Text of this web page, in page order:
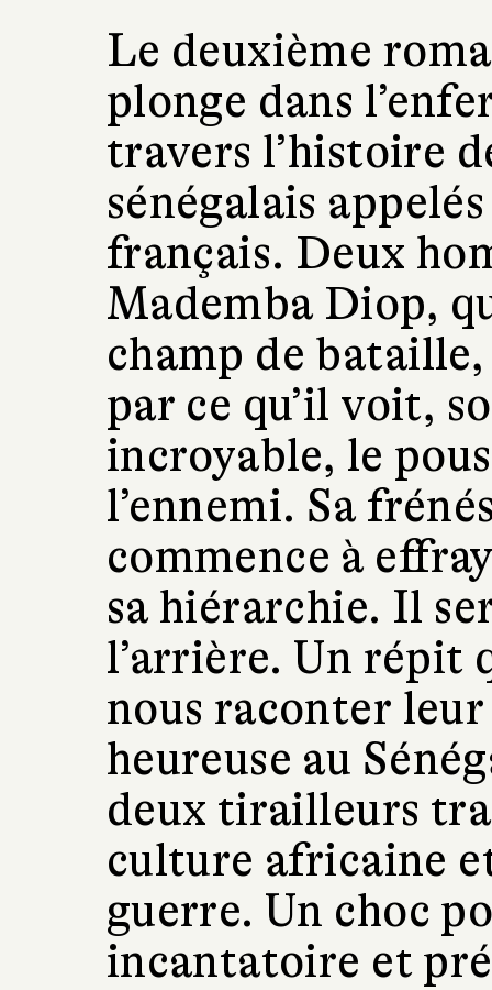
Le deuxième
plonge dans
travers l’histoire
sénégalais
français. Deux
Mademba Diop,
champ de
par ce qu’il voit,
incroyable, le
l’ennemi. Sa
commence à
sa hiérarchie. Il
l’arrière. Un répit
nous raconter
heureuse au
deux tirailleurs
culture africaine
guerre. Un choc
incantatoire et